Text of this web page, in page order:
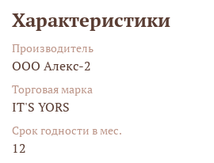
Характеристики
Производитель
ООО Алекс-2
Торговая марка
IT'S YORS
Срок годности в мес.
12